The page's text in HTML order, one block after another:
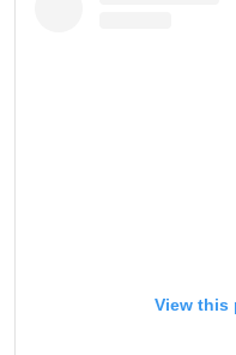
View this